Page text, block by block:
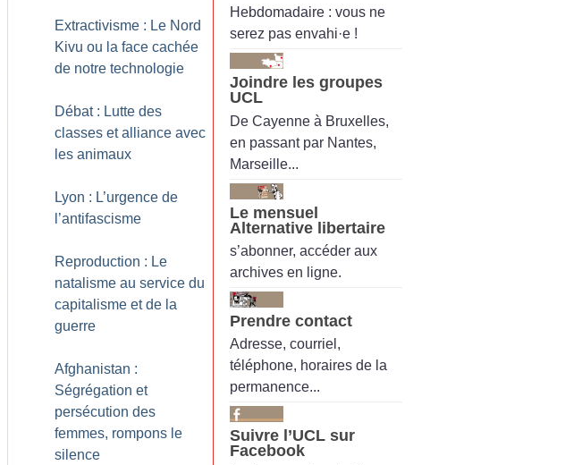
Extractivisme : Le Nord
Kivu ou la face cachée
de notre technologie
Débat : Lutte des
classes et alliance avec
les animaux
Lyon : L’urgence de
l’antifascisme
Reproduction : Le
natalisme au service du
capitalisme et de la
guerre
Afghanistan :
Ségrégation et
persécution des
femmes, rompons le
silence
Hebdomadaire : vous ne
serez pas envahi·e !
Joindre les groupes
UCL
De Cayenne à Bruxelles,
en passant par Nantes,
Marseille...
Le mensuel
Alternative libertaire
s’abonner, accéder aux
archives en ligne.
Prendre contact
Adresse, courriel,
téléphone, horaires de la
permanence...
Suivre l’UCL sur
Facebook